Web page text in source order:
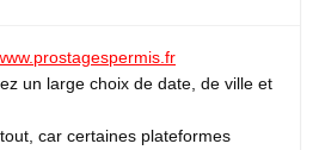
un large choix de date, de ville et
car certaines plateformes